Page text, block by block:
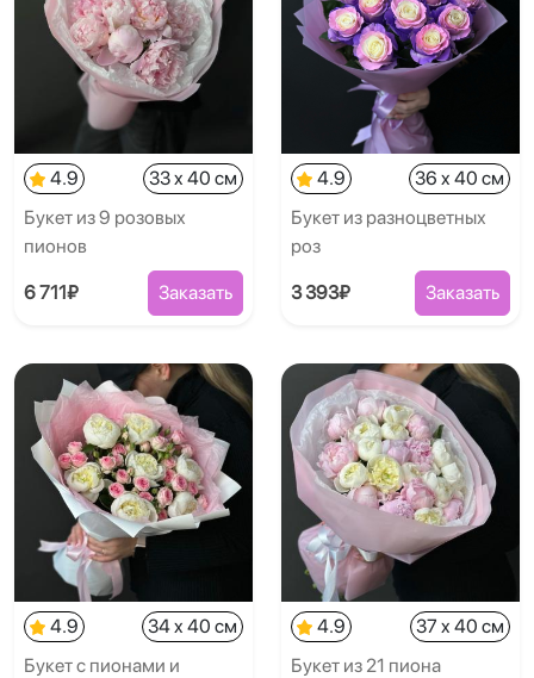
4.9
33 x 40 см
Букет из 9 розовых
пионов
6 711₽ Заказать
4.9
36 x 40 см
Букет из разноцветных
роз
3 393₽ Заказать
4.9
34 x 40 см
Букет с пионами и
4.9
37 x 40 см
Букет из 21 пиона